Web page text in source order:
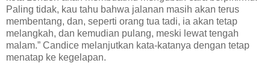
Paling tidak, kau tahu bahwa jalanan masih akan terus
membentang, dan, seperti orang tua tadi, ia akan tetap
melangkah, dan kemudian pulang, meski lewat tengah
malam.” Candice melanjutkan kata-katanya dengan tetap
menatap ke kegelapan.